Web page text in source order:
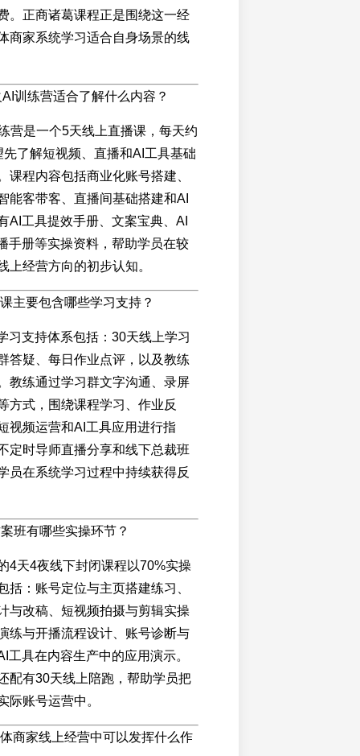
。正商诸葛课程正是围绕这一经
商家系统学习适合自身场景的线
训练营适合了解什么内容？
营是一个5天线上直播课，每天约
了解短视频、直播和AI工具基础
课程内容包括商业化账号搭建、
能客带客、直播间基础搭建和AI
AI工具提效手册、文案宝典、AI
手册等实操资料，帮助学员在较
上经营方向的初步认知。
主要包含哪些学习支持？
习支持体系包括：30天线上学习
答疑、每日作业点评，以及教练
教练通过学习群文字沟通、录屏
方式，围绕课程学习、作业反
视频运营和AI工具应用进行指
定时导师直播分享和线下总裁班
员在系统学习过程中持续获得反
班有哪些实操环节？
4天4夜线下封闭课程以70%实操
括：账号定位与主页搭建练习、
与改稿、短视频拍摄与剪辑实操
练与开播流程设计、账号诊断与
工具在内容生产中的应用演示。
配有30天线上陪跑，帮助学员把
际账号运营中。
商家线上经营中可以发挥什么作